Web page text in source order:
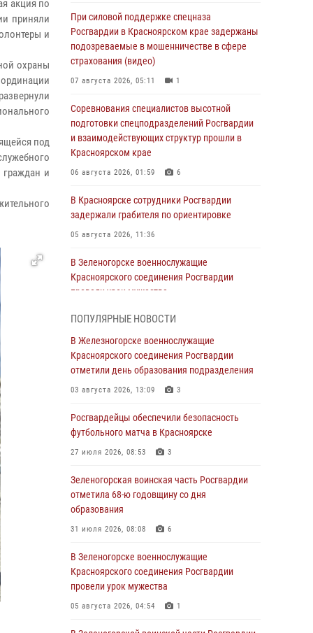
акция по
приняли
и
охраны
под
и
При силовой поддержке спецназа
Росгвардии в Красноярском крае задержаны
подозреваемые в мошенничестве в сфере
страхования (видео)
07 августа 2026, 05:11 1
Соревнования специалистов высотной
подготовки спецподразделений Росгвардии
и взаимодействующих структур прошли в
Красноярском крае
06 августа 2026, 01:59 6
В Красноярске сотрудники Росгвардии
задержали грабителя по ориентировке
05 августа 2026, 11:36
В Зеленогорске военнослужащие
Красноярского соединения Росгвардии
провели урок мужества
В Красноярске взрывотехники
спецподразделения Росгвардии уничтожили
артиллерийский снаряд
05 августа 2026, 04:52 1
В Красноярске сотрудники
вневедомственной охраны Росгвардии
задержали подозреваемого в серии краж из
04 августа 2026, 09:57
Сотрудники Росгвардии обеспечили
общественный порядок во время
Дудинке
04 августа 2026, 08:36 1
В Красноярске сотрудники Росгвардии
супермаркета
ПОПУЛЯРНЫЕ НОВОСТИ
В Железногорске военнослужащие
Красноярского соединения Росгвардии
отметили день образования подразделения
03 августа 2026, 13:09 3
Росгвардейцы обеспечили безопасность
футбольного матча в Красноярске
27 июля 2026, 08:53 3
Зеленогорская воинская часть Росгвардии
отметила 68-ю годовщину со дня
образования
31 июля 2026, 08:08 6
В Зеленогорске военнослужащие
Красноярского соединения Росгвардии
провели урок мужества
05 августа 2026, 04:54 1